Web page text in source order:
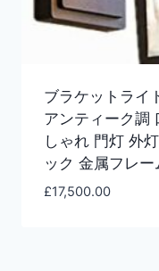
ブラケットライ
アンティーク調
しゃれ 門灯 外
ック 金属フレー
£17,500.00